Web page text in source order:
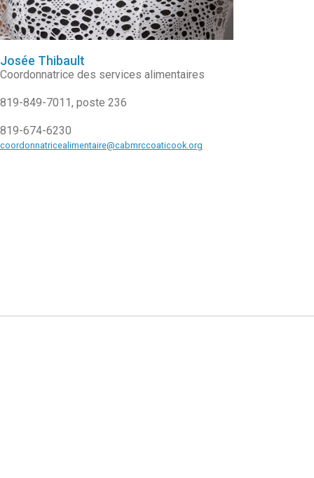
Josée Thibault
Coordonnatrice des services alimentaires
819-849-7011, poste 236
819-674-6230
coordonnatricealimentaire@cabmrccoaticook.org